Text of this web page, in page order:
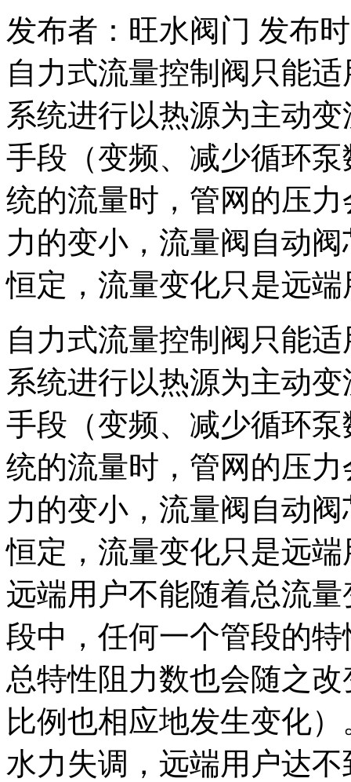
发布者：旺水阀门 发布
自力式流量控制阀只能
系统进行以热源为主动
手段（变频、减少循环
统的流量时，管网的压
力的变小，流量阀自动
恒定，流量变化只是远
自力式流量控制阀只能
系统进行以热源为主动
手段（变频、减少循环
统的流量时，管网的压
力的变小，流量阀自动
恒定，流量变化只是远
远端用户不能随着总流
段中，任何一个管段的
总特性阻力数也会随之
比例也相应地发生变化
水力失调，远端用户达